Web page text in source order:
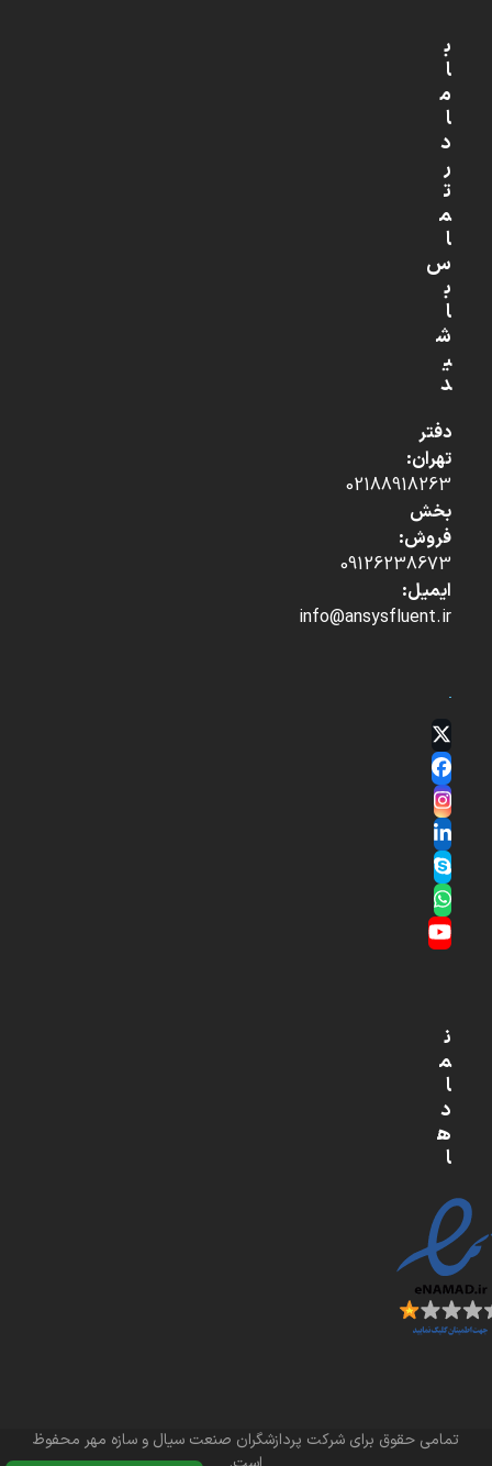
ب
ا
م
ا
د
ر
ت
م
ا
س
ب
ا
ش
ی
د
دفتر
تهران:
02188918263
بخش
فروش:
09126238673
ایمیل:
info@ansysfluent.ir
Twitter
(deprecated)
Facebook
Instagram
LinkedIn
Skype
Whatsapp
YouTube
ن
م
ا
د
ه
ا
تمامی حقوق برای شرکت پردازشگران صنعت سیال و سازه مهر محفوظ